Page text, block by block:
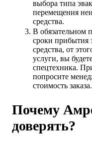
выбора типа
перемещения
средства.
В обязательном
сроки прибытия
средства, от
услуги, вы
спецтехника.
попросите
стоимость заказа.
Почему
доверять?